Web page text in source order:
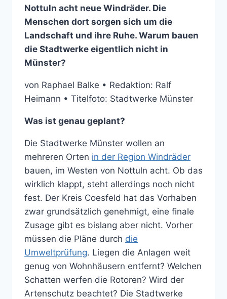
Nottuln acht neue Windräder. Die
Menschen dort sorgen sich um die
Landschaft und ihre Ruhe. Warum bauen
die Stadtwerke eigentlich nicht in
Münster?
von Raphael Balke • Redaktion: Ralf
Heimann • Titelfoto: Stadtwerke Münster
Was ist genau geplant?
Die Stadtwerke Münster wollen an
mehreren Orten in der Region Windräder
bauen, im Westen von Nottuln acht. Ob das
wirklich klappt, steht allerdings noch nicht
fest. Der Kreis Coesfeld hat das Vorhaben
zwar grundsätzlich genehmigt, eine finale
Zusage gibt es bislang aber nicht. Vorher
müssen die Pläne durch die
Umweltprüfung. Liegen die Anlagen weit
genug von Wohnhäusern entfernt? Welchen
Schatten werfen die Rotoren? Wird der
Artenschutz beachtet? Die Stadtwerke